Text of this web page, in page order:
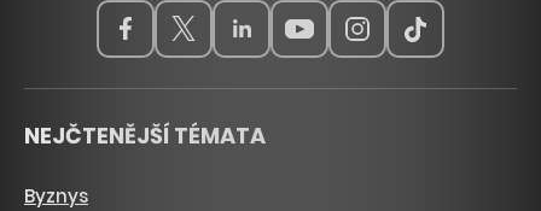
NEJČTENĚJŠÍ TÉMATA
Byznys